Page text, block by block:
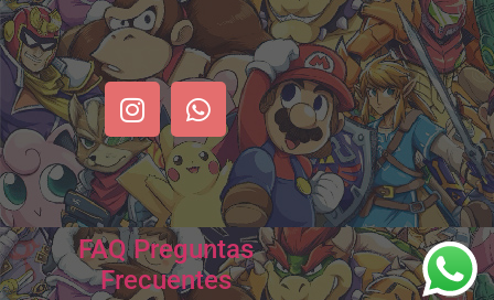
FAQ Preguntas
Frecuentes